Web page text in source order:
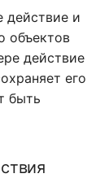
действие и
объектов
действие
его
быть